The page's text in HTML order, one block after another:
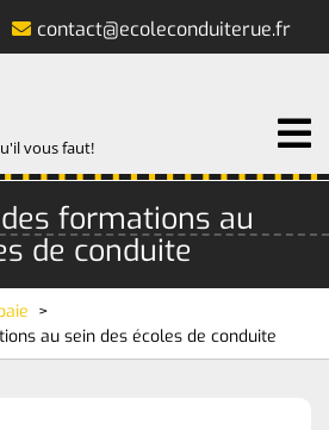
contact@ecoleconduiterue.fr
vous faut!
formations au
de conduite
>
au sein des écoles de conduite